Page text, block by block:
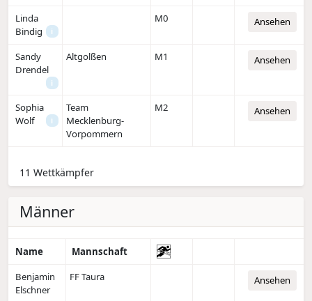
Linda
Bindig
i
M0 Ansehen
Sandy
Drendel
i
Altgolßen M1 Ansehen
Sophia
Wolf
i
Team
Mecklenburg-
Vorpommern
M2 Ansehen
11 Wettkämpfer
Männer
Name
Mannschaft
Benjamin
Elschner
FF Taura Ansehen